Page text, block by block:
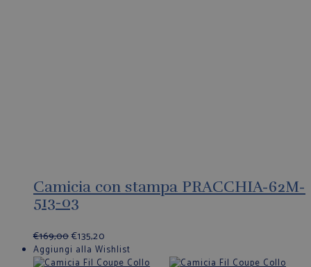
Camicia con stampa PRACCHIA-62M-
513-03
€169,00€135,20
Aggiungi alla Wishlist